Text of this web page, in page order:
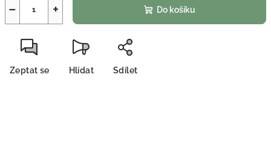
+
− Do košíku
Zeptat se Hlídat Sdílet